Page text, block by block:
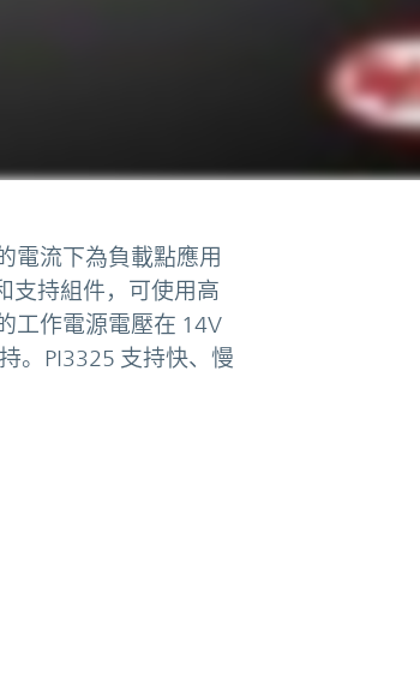
電流下為負載點應用
支持組件，可使用高
工作電源電壓在 14V
。PI3325 支持快、慢